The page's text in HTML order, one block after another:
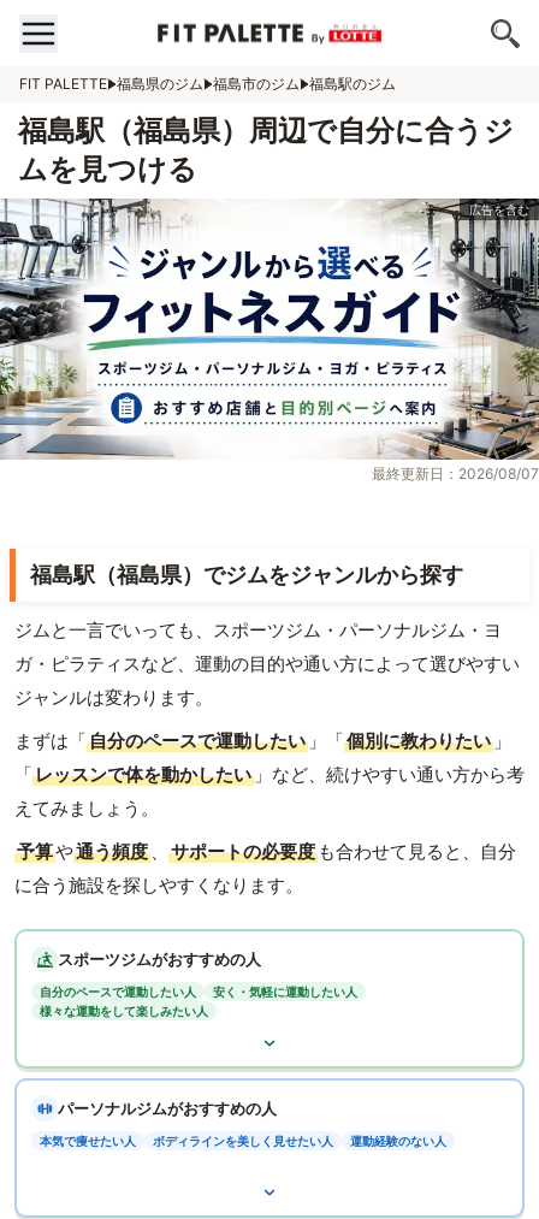
FIT PALETTE 福島県のジム 福島市のジム 福島駅のジム
福島駅（福島県）周辺で自分に合うジ
ムを見つける
最終更新日：2026/08/07
福島駅（福島県）でジムをジャンルから探す
ジムと一言でいっても、スポーツジム・パーソナルジム・ヨ
ガ・ピラティスなど、運動の目的や通い方によって選びやすい
ジャンルは変わります。
まずは「自分のペースで運動したい 」「個別に教わりたい 」
「レッスンで体を動かしたい 」など、続けやすい通い方から考
えてみましょう。
予算や通う頻度 、 サポートの必要度 も合わせて見ると、自分
に合う施設を探しやすくなります。
スポーツジムがおすすめの人
自分のペースで運動したい人
安く・気軽に運動したい人
様々な運動をして楽しみたい人
パーソナルジムがおすすめの人
本気で痩せたい人 ボディラインを美しく見せたい人 運動経験のない人